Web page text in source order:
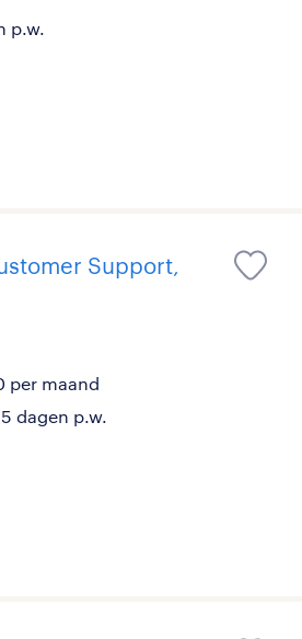
p.w.
Support,
per maand
dagen p.w.